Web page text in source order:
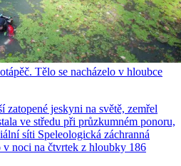
Tělo se nacházelo v hloubce
jeskyni na světě, zemřel
ve středu při průzkumném ponoru,
síti Speleologická záchranná
noci na čtvrtek z hloubky 186